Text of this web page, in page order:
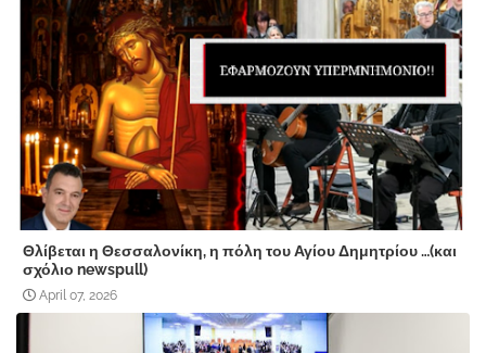
Θλίβεται η Θεσσαλονίκη, η πόλη του Αγίου Δημητρίου …(και
σχόλιο newspull)
April 07, 2026